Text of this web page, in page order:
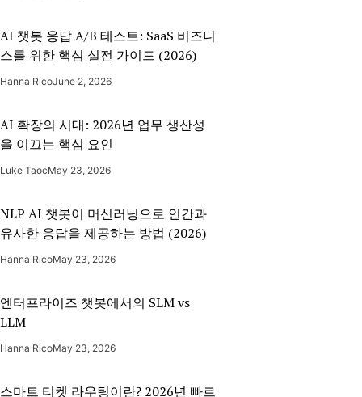
AI 챗봇 응답 A/B 테스트: SaaS 비즈니
스를 위한 핵심 실전 가이드 (2026)
Hanna RicoJune 2, 2026
AI 확장의 시대: 2026년 업무 생산성
을 이끄는 핵심 요인
Luke TaocMay 23, 2026
NLP AI 챗봇이 머신러닝으로 인간과
유사한 응답을 제공하는 방법 (2026)
Hanna RicoMay 23, 2026
엔터프라이즈 챗봇에서의 SLM vs
LLM
Hanna RicoMay 23, 2026
스마트 티켓 라우팅이란? 2026년 빠르